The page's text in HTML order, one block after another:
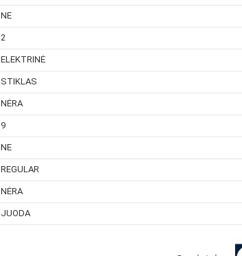
NE
2
ELEKTRINĖ
STIKLAS
NĖRA
9
NE
REGULAR
NĖRA
JUODA